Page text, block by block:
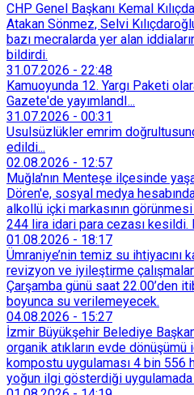
CHP Genel Başkanı Kemal
Atakan Sönmez, Selvi
bazı mecralarda yer alan
bildirdi.
31.07.2026 - 22:48
Kamuoyunda 12. Yargı Paketi
Gazete'de yayımlandI...
31.07.2026 - 00:31
Usulsüzlükler emrim
edildi...
02.08.2026 - 12:57
Muğla'nın Menteşe ilçesinde
Dören'e, sosyal medya
alkollü içki markasının
244 lira idari para cezası kesildi.
taşımadığını savunan Dören,
başvurdu.
01.08.2026 - 18:17
Ümraniye’nin temiz su ihtiyacını
revizyon ve iyileştirme
Çarşamba günü saat 22.00’den
boyunca su verilemeyecek.
04.08.2026 - 15:27
İzmir Büyükşehir Belediye
organik atıkların evde dönüşümü
kompostu uygulaması 4 bin 556
yoğun ilgi gösterdiği